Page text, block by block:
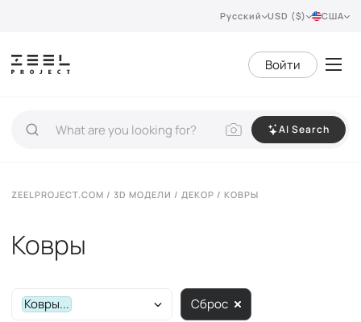
Русский USD ($) США
Войти
AI Search
ZEELPROJECT.COM / 3D МОДЕЛИ / ДЕКОР / КОВРЫ
Ковры
Ковры... Сброс